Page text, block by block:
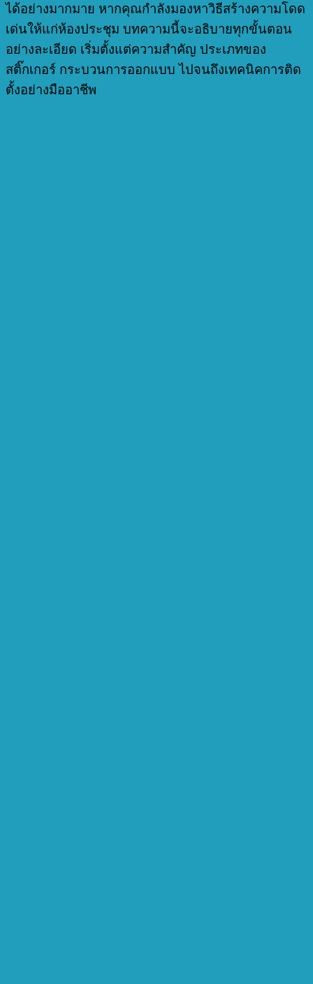
ได้อย่างมากมาย หากคุณกำลังมองหาวิธีสร้างความโดด
เด่นให้แก่ห้องประชุม บทความนี้จะอธิบายทุกขั้นตอน
อย่างละเอียด เริ่มตั้งแต่ความสำคัญ ประเภทของ
สติ๊กเกอร์ กระบวนการออกแบบ ไปจนถึงเทคนิคการติด
ตั้งอย่างมืออาชีพ